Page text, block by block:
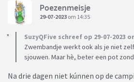
Poezenmeisje
29-07-2023 om 14:35
SuzyQFive schreef op 29-07-2023
Zwembandje werkt ook als je niet
sjouwen. Maar hè, beter een pot
Na drie dagen niet kúnnen op de